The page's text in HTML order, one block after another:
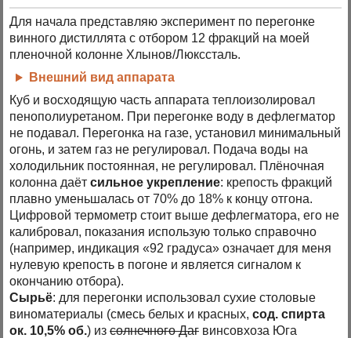
Для начала представляю эксперимент по перегонке
винного дистиллята с отбором 12 фракций на моей
пленочной колонне Хлынов/Люксcтaль.
Внешний вид аппарата
Куб и восходящую часть аппарата теплоизолировал
пенополиуретаном. При перегонке воду в дефлегматор
не подавал. Перегонка на газе, установил минимальный
огонь, и затем газ не регулировал. Подача воды на
холодильник постоянная, не регулировал. Плёночная
колонна даётсильное укрепление: крепость фракций
плавно уменьшалась от 70% до 18% к концу отгона.
Цифровой термометр стоит выше дефлегматора, его не
калибровал, показания использую только справочно
(например, индикация «92 градуса» означает для меня
нулевую крепость в погоне и является сигналом к
окончанию отбора).
Сырьё: для перегонки использовал сухие столовые
виноматериалы (смесь белых и красных,сод. спирта
ок. 10,5% об.) изсолнечного Даг винсовхоза Юга